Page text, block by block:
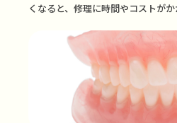
くなると、修理に時間やコストがか